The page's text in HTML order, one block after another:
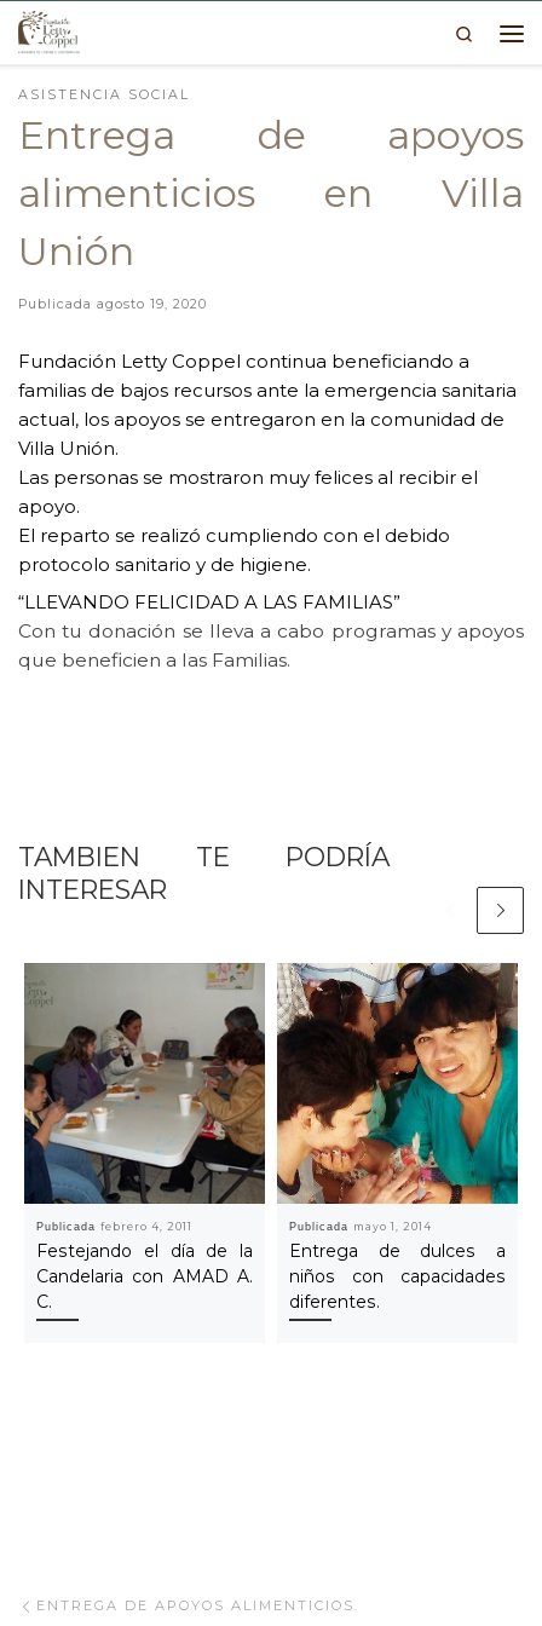
Skip to content
Search
ASISTENCIA SOCIAL
Entrega de apoyos
alimenticios en Villa
Unión
Publicada agosto 19, 2020
Fundación Letty Coppel continua beneficiando a
familias de bajos recursos ante la emergencia sanitaria
actual, los apoyos se entregaron en la comunidad de
Villa Unión.
Las personas se mostraron muy felices al recibir el
apoyo.
El reparto se realizó cumpliendo con el debido
protocolo sanitario y de higiene.
“LLEVANDO FELICIDAD A LAS FAMILIAS”
Con tu donación se lleva a cabo programas y apoyos
que beneficien a las Familias.
TAMBIEN TE PODRÍA
INTERESAR
Publicadafebrero 4, 2011
Festejando el día de la
Candelaria con AMAD A.
C.
Publicada mayo 1, 2014
Entrega de dulces a
niños con capacidades
diferentes.
Navegar Artículo
ENTREGA DE APOYOS ALIMENTICIOS.